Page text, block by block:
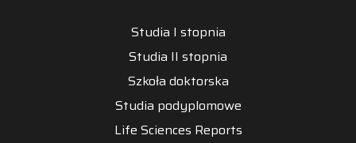
Studia I stopnia
Studia II stopnia
Szkoła doktorska
Studia podyplomowe
Life Sciences Reports